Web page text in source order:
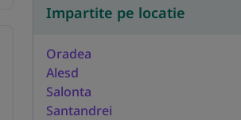
Impartite pe locatie
Oradea
Alesd
Salonta
Santandrei